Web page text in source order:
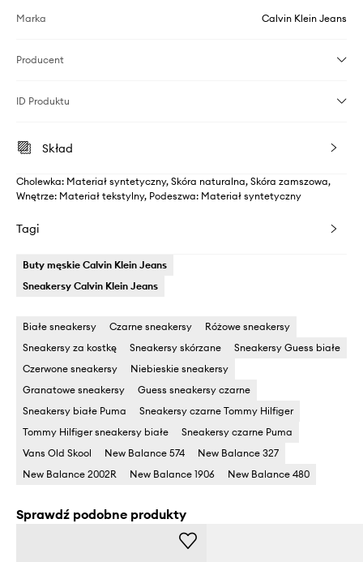
Marka Calvin Klein Jeans
Producent
ID Produktu
Skład
Cholewka: Materiał syntetyczny, Skóra naturalna, Skóra zamszowa,
Wnętrze: Materiał tekstylny, Podeszwa: Materiał syntetyczny
Tagi
Buty męskie Calvin Klein Jeans
Sneakersy Calvin Klein Jeans
Białe sneakersy Czarne sneakersy
Różowe sneakersy
Sneakersy za kostkę
Sneakersy skórzane
Sneakersy Guess białe
Czerwone sneakersy
Niebieskie sneakersy
Granatowe sneakersy
Guess sneakersy czarne
Sneakersy białe Puma
Sneakersy czarne Tommy Hilfiger
Tommy Hilfiger sneakersy białe
Sneakersy czarne Puma
Vans Old Skool
New Balance 574
New Balance 327
New Balance 2002R
New Balance 1906 New Balance 480
Sprawdź podobne produkty